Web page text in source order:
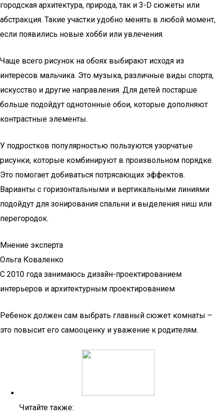
городская архитектура, природа, так и 3-D сюжеты или
абстракция. Такие участки удобно менять в любой момент,
если появились новые хобби или увлечения.
Чаще всего рисунок на обоях выбирают исходя из
интересов мальчика. Это музыка, различные виды спорта,
искусство и другие направления. Для детей постарше
больше подойдут однотонные обои, которые дополняют
контрастные элементы.
У подростков популярностью пользуются узорчатые
рисунки, которые комбинируют в произвольном порядке.
Это помогает добиваться потрясающих эффектов.
Варианты с горизонтальными и вертикальными линиями
подойдут для зонирования спальни и выделения ниш или
перегородок.
Мнение эксперта
Ольга Коваленко
С 2010 года занимаюсь дизайн-проектированием
интерьеров и архитектурным проектированием
Ребенок должен сам выбрать главный сюжет комнаты –
это повысит его самооценку и уважение к родителям.
Читайте также: